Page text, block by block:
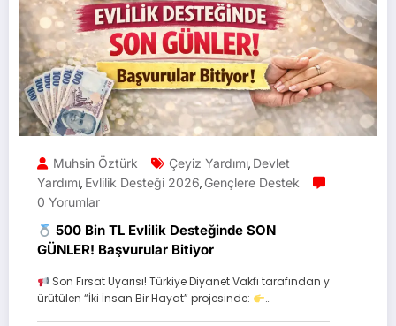
Muhsin Öztürk Çeyiz Yardımı, Devlet
Yardımı, Evlilik Desteği 2026, Gençlere Destek
0 Yorumlar
500 Bin TL Evlilik Desteğinde SON
GÜNLER! Başvurular Bitiyor
Son Fırsat Uyarısı! Türkiye Diyanet Vakfı tarafından y
ürütülen “İki İnsan Bir Hayat” projesinde:
…